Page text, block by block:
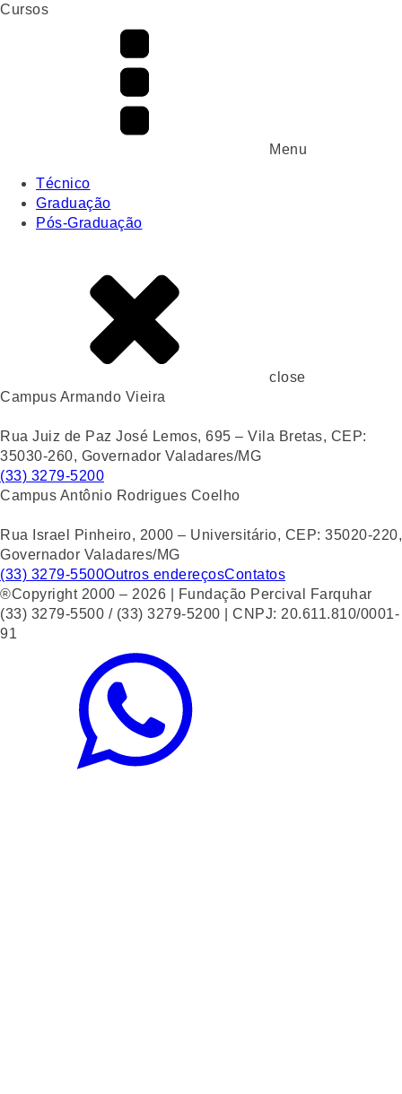
Cursos
Menu
Técnico
Graduação
Pós-Graduação
close
Campus Armando Vieira
Rua Juiz de Paz José Lemos, 695 – Vila Bretas, CEP:
35030-260, Governador Valadares/MG
(33) 3279-5200
Campus Antônio Rodrigues Coelho
Rua Israel Pinheiro, 2000 – Universitário, CEP: 35020-220,
Governador Valadares/MG
(33) 3279-5500Outros endereçosContatos
®Copyright 2000 – 2026 | Fundação Percival Farquhar
(33) 3279-5500 / (33) 3279-5200 | CNPJ: 20.611.810/0001-
91